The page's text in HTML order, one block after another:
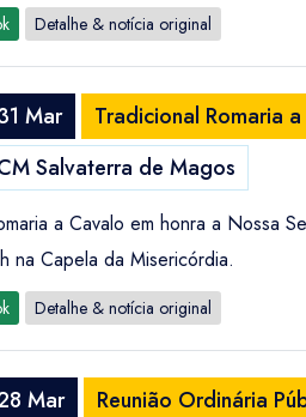
Detalhe & notícia original
Mar Tradicional Romaria
Salvaterra de Magos
a Cavalo em honra a Nossa
na Capela da Misericórdia.
Detalhe & notícia original
Mar Reunião Ordinária